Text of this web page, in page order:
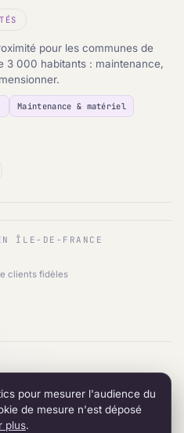
pour les communes de
3 000 habitants : maintenance,
Maintenance & matériel
ÎLE-DE-FRANCE
clients fidèles
Sarcelles
RÉSEAU
LinkedIn
pour mesurer l'audience du
de mesure n'est déposé
plus.